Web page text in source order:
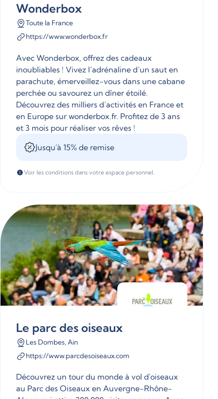
Wonderbox
Toute la France
https://www.wonderbox.fr
Avec Wonderbox, offrez des cadeaux
inoubliables ! Vivez l’adrénaline d’un saut en
parachute, émerveillez-vous dans une cabane
perchée ou savourez un dîner étoilé.
Découvrez des milliers d’activités en France et
en Europe sur wonderbox.fr. Profitez de 3 ans
et 3 mois pour réaliser vos rêves !
Jusqu'à 15% de remise
Voir les conditions dans votre espace personnel.
Le parc des oiseaux
Les Dombes, Ain
https://www.parcdesoiseaux.com
Découvrez un tour du monde à vol d'oiseaux
au Parc des Oiseaux en Auvergne-Rhône-